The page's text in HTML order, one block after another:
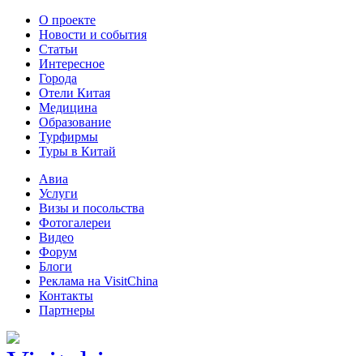
О проекте
Новости и события
Статьи
Интересное
Города
Отели Китая
Медицина
Образование
Турфирмы
Туры в Китай
Авиа
Услуги
Визы и посольства
Фотогалереи
Видео
Форум
Блоги
Реклама на VisitChina
Контакты
Партнеры